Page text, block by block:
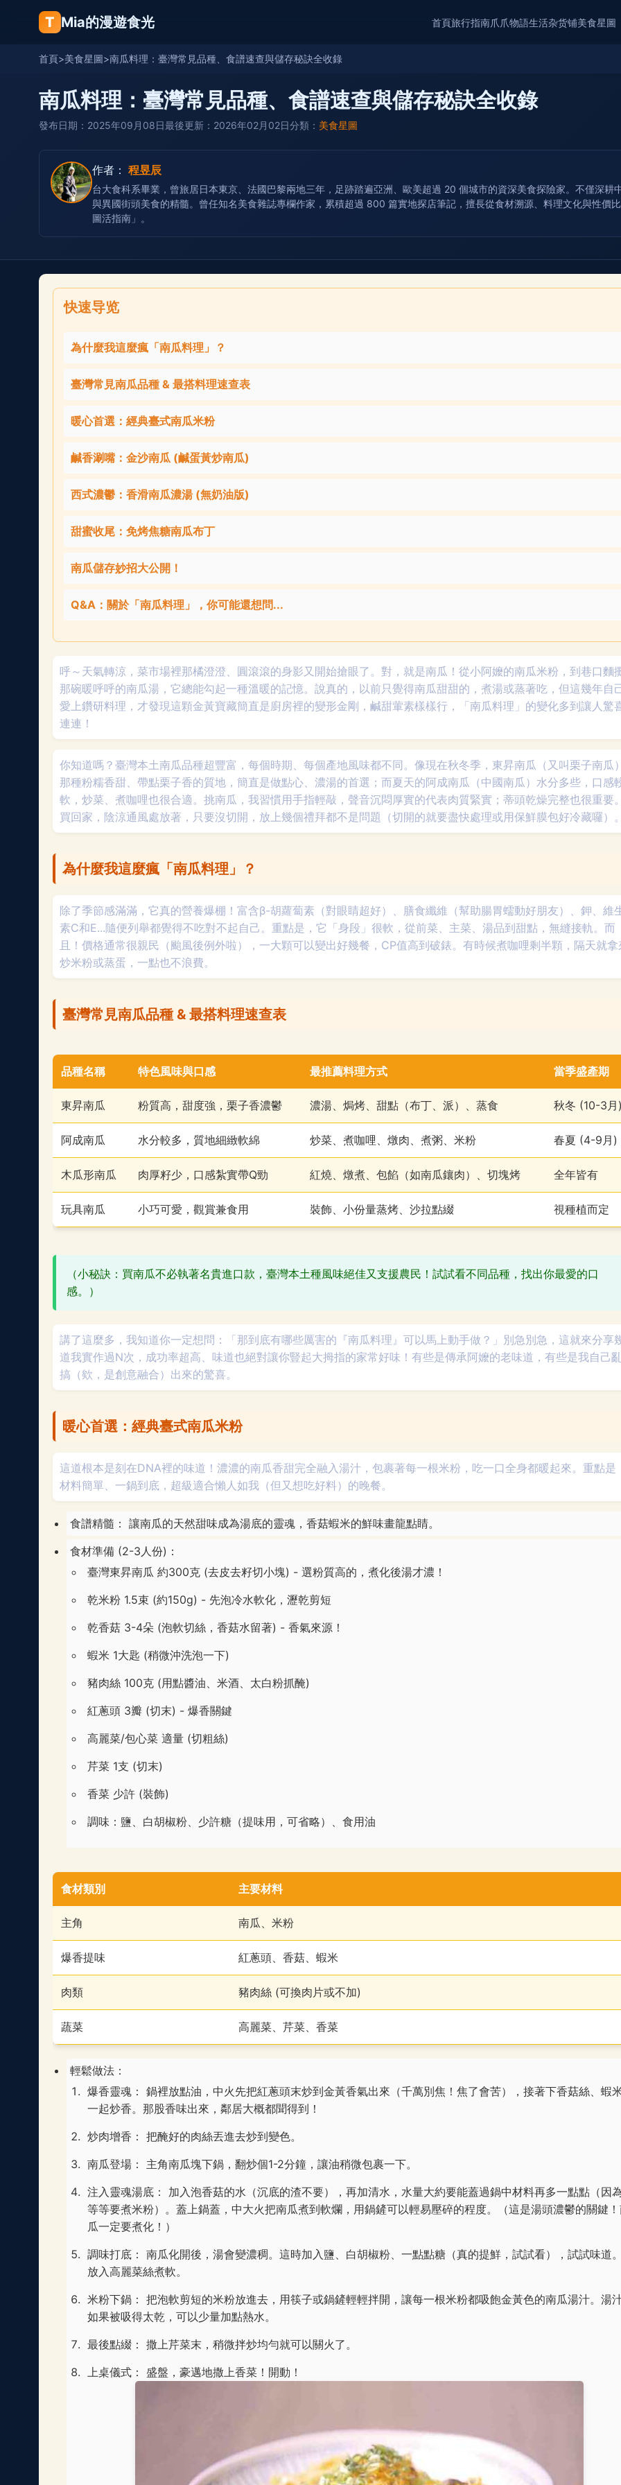
T Mia的漫遊食光 首頁旅行指南爪爪物語生活杂货铺美食星圖
首頁>美食星圖>南瓜料理：臺灣常見品種、食譜速查與儲存秘訣全收錄
南瓜料理：臺灣常見品種、食譜速查與儲存秘訣全收錄
發布日期：2025年09月08日最後更新：2026年02月02日分類： 美食星圖
作者： 程昱辰
台大食科系畢業，曾旅居日本東京、法國巴黎兩地三年，足跡踏遍亞洲、歐美超過 20 個城市的資深美食探險家。不僅深
與異國街頭美食的精髓。曾任知名美食雜誌專欄作家，累積超過 800 篇實地探店筆記，擅長從食材溯源、料理文化與性價
圖活指南」。
快速导览
為什麼我這麼瘋「南瓜料理」？
臺灣常見南瓜品種 & 最搭料理速查表
暖心首選：經典臺式南瓜米粉
鹹香涮嘴：金沙南瓜 (鹹蛋黃炒南瓜)
西式濃鬱：香滑南瓜濃湯 (無奶油版)
甜蜜收尾：免烤焦糖南瓜布丁
南瓜儲存妙招大公開！
Q&A：關於「南瓜料理」，你可能還想問...
呼～天氣轉涼，菜市場裡那橘澄澄、圓滾滾的身影又開始搶眼了。對，就是南瓜！從小阿嬤的南瓜米粉，到巷口麵
那碗暖呼呼的南瓜湯，它總能勾起一種溫暖的記憶。說真的，以前只覺得南瓜甜甜的，煮湯或蒸著吃，但這幾年自
愛上鑽研料理，才發現這顆金黃寶藏簡直是廚房裡的變形金剛，鹹甜葷素樣樣行，「南瓜料理」的變化多到讓人驚
連連！
你知道嗎？臺灣本土南瓜品種超豐富，每個時期、每個產地風味都不同。像現在秋冬季，東昇南瓜（又叫栗子南瓜
那種粉糯香甜、帶點栗子香的質地，簡直是做點心、濃湯的首選；而夏天的阿成南瓜（中國南瓜）水分多些，口感
軟，炒菜、煮咖哩也很合適。挑南瓜，我習慣用手指輕敲，聲音沉悶厚實的代表肉質緊實；蒂頭乾燥完整也很重要
買回家，陰涼通風處放著，只要沒切開，放上幾個禮拜都不是問題（切開的就要盡快處理或用保鮮膜包好冷藏囉）
為什麼我這麼瘋「南瓜料理」？
除了季節感滿滿，它真的營養爆棚！富含β-胡蘿蔔素（對眼睛超好）、膳食纖維（幫助腸胃蠕動好朋友）、鉀、維
素C和E...隨便列舉都覺得不吃對不起自己。重點是，它「身段」很軟，從前菜、主菜、湯品到甜點，無縫接軌。而
且！價格通常很親民（颱風後例外啦），一大顆可以變出好幾餐，CP值高到破錶。有時候煮咖哩剩半顆，隔天就拿
炒米粉或蒸蛋，一點也不浪費。
臺灣常見南瓜品種 & 最搭料理速查表
品種名稱 特色風味與口感 最推薦料理方式 當季盛產期
東昇南瓜 粉質高，甜度強，栗子香濃鬱 濃湯、焗烤、甜點（布丁、派）、蒸食 秋冬 (10-3月
阿成南瓜 水分較多，質地細緻軟綿 炒菜、煮咖哩、燉肉、煮粥、米粉 春夏 (4-9月)
木瓜形南瓜 肉厚籽少，口感紮實帶Q勁 紅燒、燉煮、包餡（如南瓜鑲肉）、切塊烤 全年皆有
玩具南瓜 小巧可愛，觀賞兼食用 裝飾、小份量蒸烤、沙拉點綴 視種植而定
（小秘訣：買南瓜不必執著名貴進口款，臺灣本土種風味絕佳又支援農民！試試看不同品種，找出你最愛的口
感。）
講了這麼多，我知道你一定想問：「那到底有哪些厲害的『南瓜料理』可以馬上動手做？」別急別急，這就來分享
道我實作過N次，成功率超高、味道也絕對讓你豎起大拇指的家常好味！有些是傳承阿嬤的老味道，有些是我自己
搞（欸，是創意融合）出來的驚喜。
暖心首選：經典臺式南瓜米粉
這道根本是刻在DNA裡的味道！濃濃的南瓜香甜完全融入湯汁，包裹著每一根米粉，吃一口全身都暖起來。重點是
材料簡單、一鍋到底，超級適合懶人如我（但又想吃好料）的晚餐。
食譜精髓： 讓南瓜的天然甜味成為湯底的靈魂，香菇蝦米的鮮味畫龍點睛。
食材準備 (2-3人份)：
臺灣東昇南瓜 約300克 (去皮去籽切小塊) - 選粉質高的，煮化後湯才濃！
乾米粉 1.5束 (約150g) - 先泡冷水軟化，瀝乾剪短
乾香菇 3-4朵 (泡軟切絲，香菇水留著) - 香氣來源！
蝦米 1大匙 (稍微沖洗泡一下)
豬肉絲 100克 (用點醬油、米酒、太白粉抓醃)
紅蔥頭 3瓣 (切末) - 爆香關鍵
高麗菜/包心菜 適量 (切粗絲)
芹菜 1支 (切末)
香菜 少許 (裝飾)
調味：鹽、白胡椒粉、少許糖（提味用，可省略）、食用油
食材類別 主要材料
主角 南瓜、米粉
爆香提味 紅蔥頭、香菇、蝦米
肉類 豬肉絲 (可換肉片或不加)
蔬菜 高麗菜、芹菜、香菜
輕鬆做法：
爆香靈魂： 鍋裡放點油，中火先把紅蔥頭末炒到金黃香氣出來（千萬別焦！焦了會苦），接著下香菇絲、蝦
一起炒香。那股香味出來，鄰居大概都聞得到！
炒肉增香： 把醃好的肉絲丟進去炒到變色。
南瓜登場： 主角南瓜塊下鍋，翻炒個1-2分鐘，讓油稍微包裹一下。
注入靈魂湯底： 加入泡香菇的水（沉底的渣不要），再加清水，水量大約要能蓋過鍋中材料再多一點點（因
等等要煮米粉）。蓋上鍋蓋，中大火把南瓜煮到軟爛，用鍋鏟可以輕易壓碎的程度。（這是湯頭濃鬱的關鍵
瓜一定要煮化！）
調味打底： 南瓜化開後，湯會變濃稠。這時加入鹽、白胡椒粉、一點點糖（真的提鮮，試試看），試試味道
放入高麗菜絲煮軟。
米粉下鍋： 把泡軟剪短的米粉放進去，用筷子或鍋鏟輕輕拌開，讓每一根米粉都吸飽金黃色的南瓜湯汁。湯
如果被吸得太乾，可以少量加點熱水。
最後點綴： 撒上芹菜末，稍微拌炒均勻就可以關火了。
上桌儀式： 盛盤，豪邁地撒上香菜！開動！